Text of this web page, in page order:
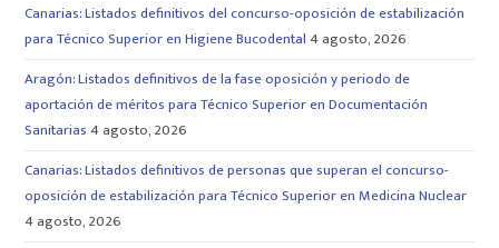
Canarias: Listados definitivos del concurso-oposición de estabilización
para Técnico Superior en Higiene Bucodental 4 agosto, 2026
Aragón: Listados definitivos de la fase oposición y periodo de
aportación de méritos para Técnico Superior en Documentación
Sanitarias 4 agosto, 2026
Canarias: Listados definitivos de personas que superan el concurso-
oposición de estabilización para Técnico Superior en Medicina Nuclear
4 agosto, 2026